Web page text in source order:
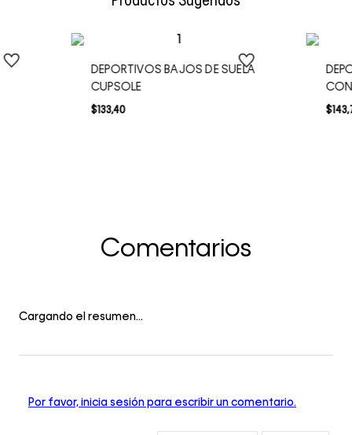
DEPORTIVOS BAJOS DE SUELA
CUPSOLE
$133,40 $143,
Comentarios
Cargando el resumen…
Por favor, inicia sesión para escribir un comentario.